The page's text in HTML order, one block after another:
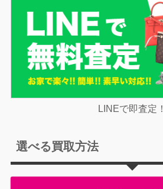
LINEで即査定！
選べる買取方法